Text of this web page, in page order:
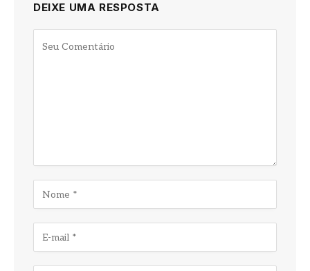
DEIXE UMA RESPOSTA